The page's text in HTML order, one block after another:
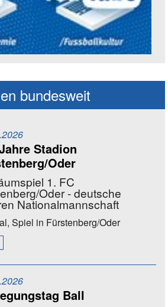
bundesweit
Stadion
Oder
1. FC
Oder - deutsche
Nationalmannschaft
Spiel in Fürstenberg/Oder
Ball